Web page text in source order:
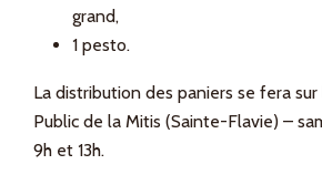
grand,
1 pesto.
La distribution des paniers se fera
Public de la Mitis (Sainte-Flavie) –
9h et 13h.